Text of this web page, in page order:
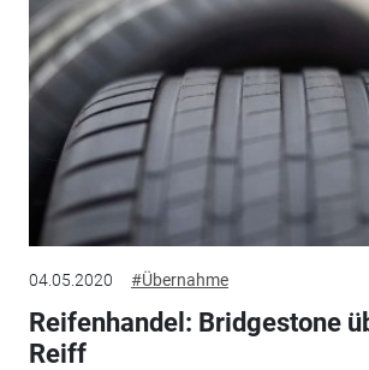
04.05.2020 #Übernahme
Reifenhandel: Bridgestone
Reiff